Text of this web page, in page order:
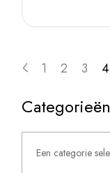
1 2 3 4
Categorieën
Een
categorie
selecteren